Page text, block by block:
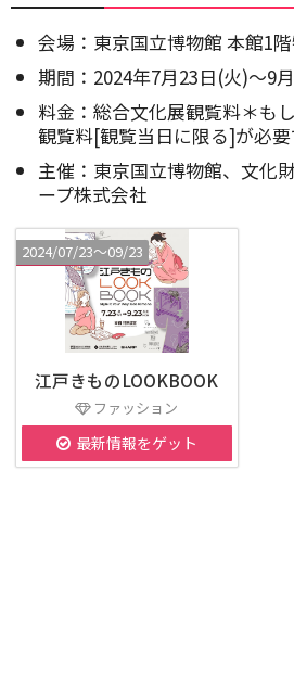
会場：東京国立博物館 本館1
期間：2024年7月23日(火)～9
料金：総合文化展観覧料＊も
観覧料[観覧当日に限る]が必
主催：東京国立博物館、文化
ープ株式会社
2024/07/23〜09/23
江戸きものLOOKBOOK
ファッション
最新情報をゲット